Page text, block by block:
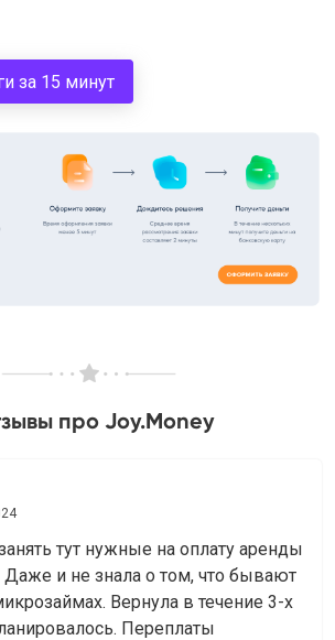
за 15 минут
про Joy.Money
тут нужные на оплату аренды
Даже и не знала о том, что бывают
Вернула в течение 3-х
Переплаты